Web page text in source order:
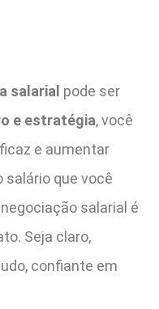
salarial pode ser
e estratégia, você
e aumentar
salário que você
salarial é
Seja claro,
confiante em